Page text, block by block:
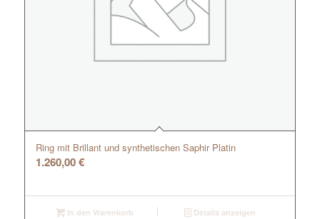
Ring mit Brillant und synthetischen Saphir Platin
1.260,00€
In den Warenkorb Details anzeigen